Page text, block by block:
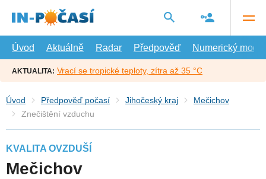
hlavní
Úvod
Aktuálně Radar Předpověď Numerický model
AKTUALITA: Vrací se tropické teploty, zítra až 35 °C
Úvod Předpověď počasí Jihočeský kraj
Mečichov
Znečištění vzduchu
KVALITA OVZDUŠÍ
Mečichov